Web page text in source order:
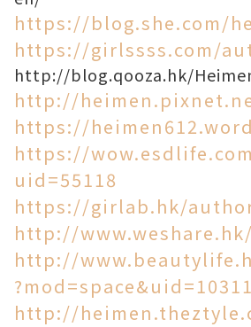
https://blog.she.com/
https://girlssss.com/
http://blog.qooza.hk/
http://
https://
https://
uid=55118
https://girlab.hk/
http://
http://
http://